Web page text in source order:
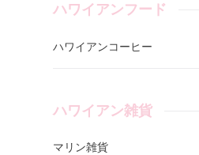
ハワイアンフード
ハワイアンコーヒー
ハワイアン雑貨
マリン雑貨